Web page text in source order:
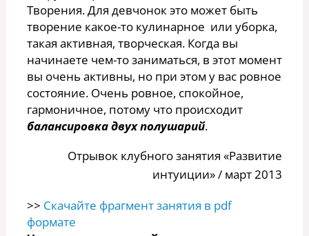
Творения. Для девчонок это может быть
творение какое-то кулинарное или уборка,
такая активная, творческая. Когда вы
начинаете чем-то заниматься, в этот момент
вы очень активны, но при этом у вас ровное
состояние. Очень ровное, спокойное,
гармоничное, потому что происходит
балансировка двух полушарий.
Отрывок клубного занятия «Развитие
интуиции» / март 2013
>> Скачайте фрагмент занятия в pdf
формате